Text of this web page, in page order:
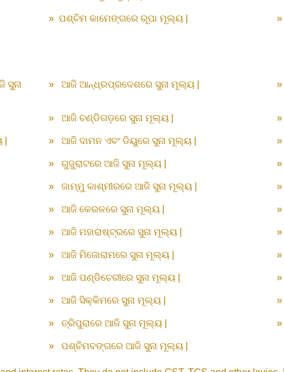
» ପଶ୍ଚିମ କାମେଙ୍ଗରେ ରୂପା ମୂଲ୍ୟ | »
ସୁନା
» ଆଜି ଆନ୍ଧ୍ରପ୍ରଦେଶରେ ସୁନା ମୂଲ୍ୟ | »
» ଆଜି ଚଣ୍ଡିଗଡ଼ରେ ସୁନା ମୂଲ୍ୟ | »
» ଆଜି ଦାମନ ଏବଂ ଡିୟୁରେ ସୁନା ମୂଲ୍ୟ | »
» ଗୁଜୁରାଟରେ ଆଜି ସୁନା ମୂଲ୍ୟ | »
» ଜାମ୍ମୁ କାଶ୍ମୀରରେ ଆଜି ସୁନା ମୂଲ୍ୟ | »
» ଆଜି କେରଳରେ ସୁନା ମୂଲ୍ୟ | »
» ଆଜି ମହାରାଷ୍ଟ୍ରରେ ସୁନା ମୂଲ୍ୟ | »
» ଆଜି ମିଜୋରାମରେ ସୁନା ମୂଲ୍ୟ | »
» ଆଜି ପଣ୍ଡିଚେରୀରେ ସୁନା ମୂଲ୍ୟ | »
» ଆଜି ସିକ୍କିମରେ ସୁନା ମୂଲ୍ୟ | »
» ତ୍ରିପୁରାରେ ଆଜି ସୁନା ମୂଲ୍ୟ | »
» ପଶ୍ଚିମବଙ୍ଗରେ ଆଜି ସୁନା ମୂଲ୍ୟ |